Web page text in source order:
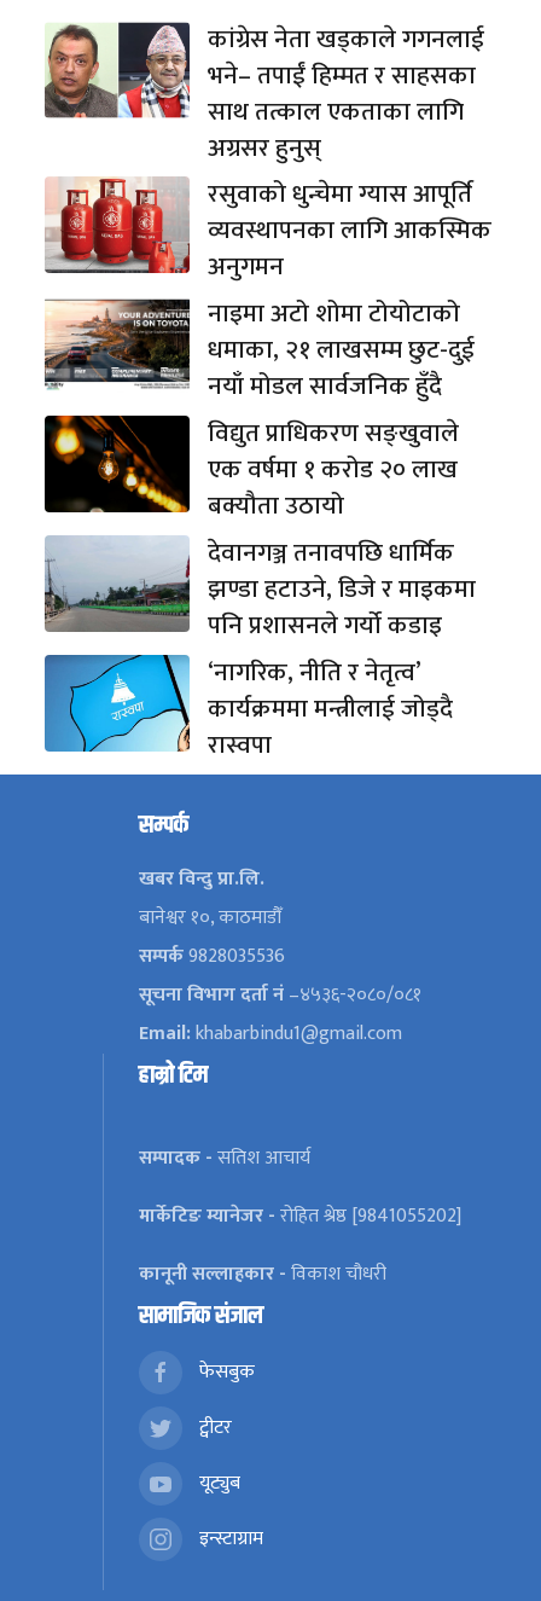
कांग्रेस नेता खड्काले गगनलाई
भने– तपाईं हिम्मत र साहसका
साथ तत्काल एकताका लागि
अग्रसर हुनुस्
रसुवाको धुन्चेमा ग्यास आपूर्ति
व्यवस्थापनका लागि आकस्मिक
अनुगमन
नाइमा अटो शोमा टोयोटाको
धमाका, २१ लाखसम्म छुट-दुई
नयाँ मोडल सार्वजनिक हुँदै
विद्युत प्राधिकरण सङ्खुवाले
एक वर्षमा १ करोड २० लाख
बक्यौता उठायो
देवानगञ्ज तनावपछि धार्मिक
झण्डा हटाउने, डिजे र माइकमा
पनि प्रशासनले गर्यो कडाइ
‘नागरिक, नीति र नेतृत्व’
कार्यक्रममा मन्त्रीलाई जोड्दै
रास्वपा
सम्पर्क
खबर विन्दु प्रा.लि.
बानेश्वर १०, काठमाडौँ
सम्पर्क9828035536
सूचना विभाग दर्ता नं–४५३६-२०८०/०८१
Email:khabarbindu1@gmail.com
हाम्रो टिम
सम्पादक -सतिश आचार्य
मार्केटिङ म्यानेजर -रोहित श्रेष्ठ [9841055202]
कानूनी सल्लाहकार -विकाश चौधरी
सामाजिक संजाल
फेसबुक
ट्वीटर
यूट्युब
इन्स्टाग्राम